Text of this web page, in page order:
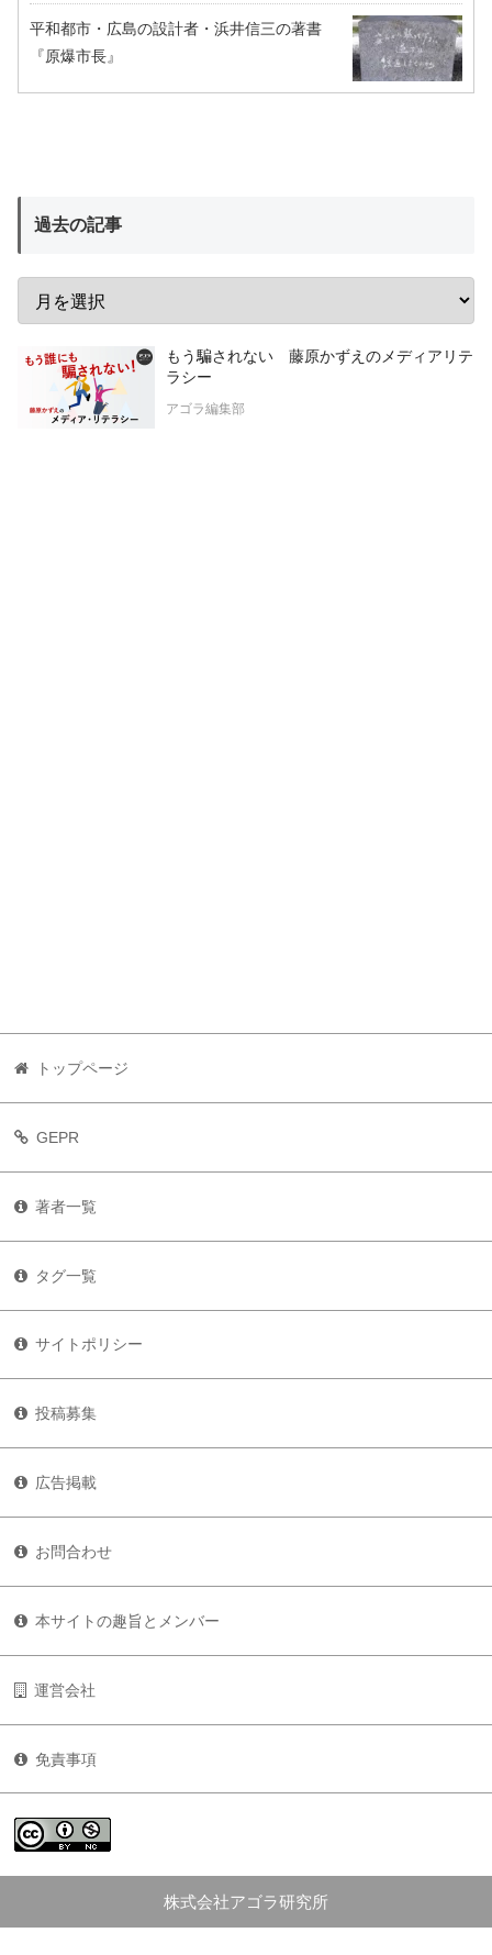
平和都市・広島の設計者・浜井信三の著書
『原爆市長』
過去の記事
もう騙されない 藤原かずえのメディアリテ
ラシー
アゴラ編集部
トップページ
GEPR
著者一覧
タグ一覧
サイトポリシー
投稿募集
広告掲載
お問合わせ
本サイトの趣旨とメンバー
運営会社
免責事項
株式会社アゴラ研究所